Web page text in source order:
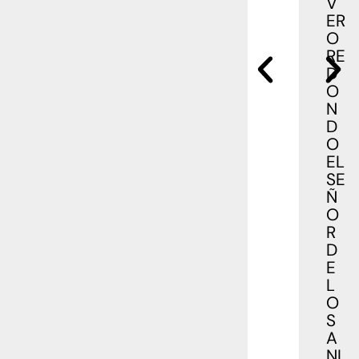
ER
O
RE
D
O
N
D
O
EL
SE
Ñ
O
R
D
E
L
O
S
A